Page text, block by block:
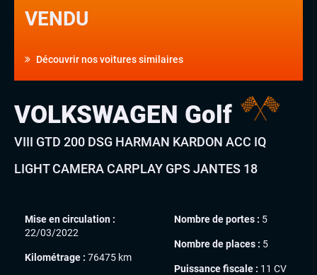
VENDU
Découvrir nos voitures similaires
VOLKSWAGEN Golf
VIII GTD 200 DSG HARMAN KARDON ACC IQ
LIGHT CAMERA CARPLAY GPS JANTES 18
Mise en circulation :
22/03/2022
Kilométrage : 76475 km
Nombre de portes : 5
Nombre de places : 5
Puissance fiscale : 11 CV